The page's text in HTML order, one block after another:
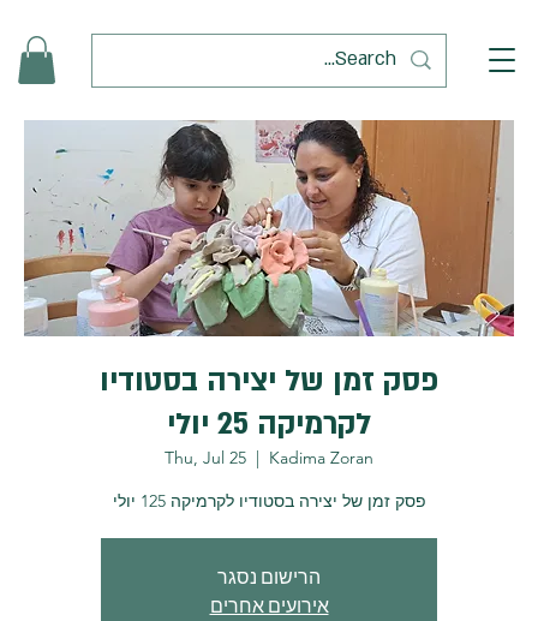
פסק זמן של יצירה בסטודיו
לקרמיקה 25 יולי
Thu, Jul 25
  |
Kadima Zoran
פסק זמן של יצירה בסטודיו לקרמיקה 125 יולי
הרישום נסגר
אירועים אחרים